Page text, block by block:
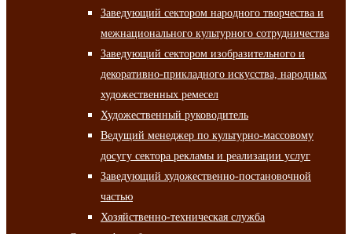
Заведующий сектором народного творчества и
межнационального культурного сотрудничества
Заведующий сектором изобразительного и
декоративно-прикладного искусства, народных
художественных ремесел
Художественный руководитель
Ведущий менеджер по культурно-массовому
досугу сектора рекламы и реализации услуг
Заведующий художественно-постановочной
частью
Хозяйственно-техническая служба